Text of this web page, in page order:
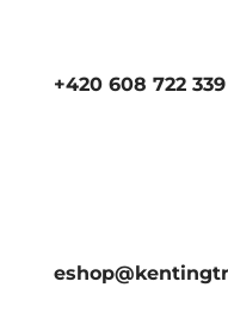
+420 608 722 339